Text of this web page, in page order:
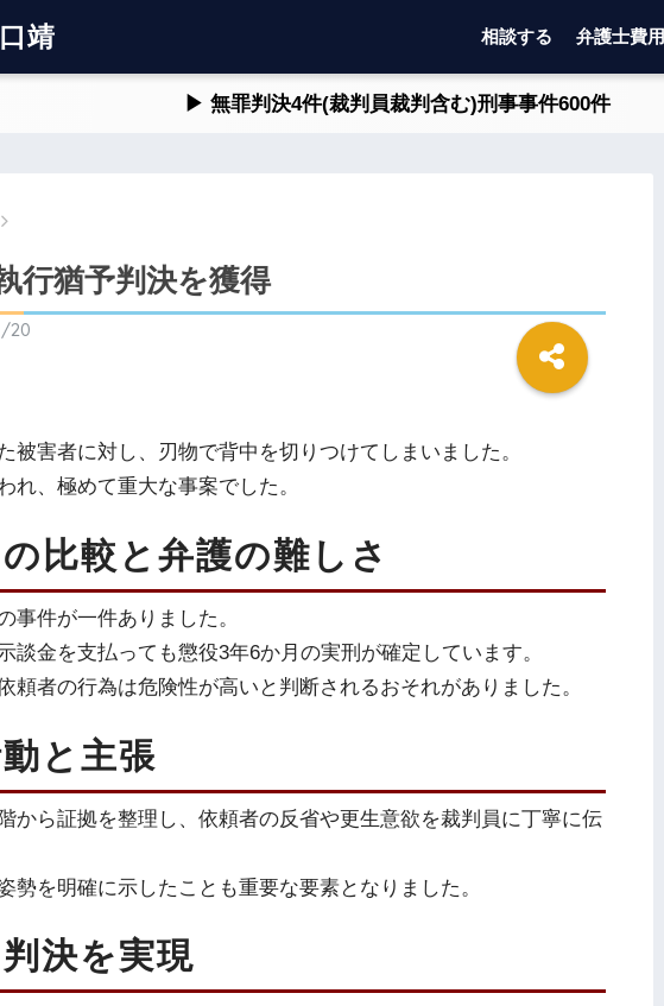
靖 相談する 弁護士費用
▶ 無罪判決4件(裁判員裁判含む)刑事事件600件
行猶予判決を獲得
20
被害者に対し、刃物で背中を切りつけてしまいました。
れ、極めて重大な事案でした。
比較と弁護の難しさ
事件が一件ありました。
談金を支払っても懲役3年6か月の実刑が確定しています。
頼者の行為は危険性が高いと判断されるおそれがありました。
と主張
から証拠を整理し、依頼者の反省や更生意欲を裁判員に丁寧に伝
勢を明確に示したことも重要な要素となりました。
決を実現